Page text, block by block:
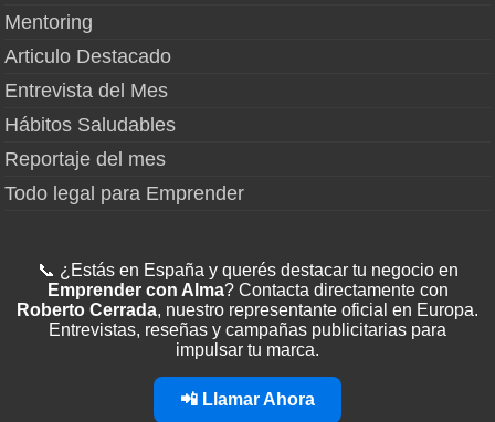
Mentoring
Articulo Destacado
Entrevista del Mes
Hábitos Saludables
Reportaje del mes
Todo legal para Emprender
📞 ¿Estás en España y querés destacar tu negocio en
Emprender con Alma? Contacta directamente con
Roberto Cerrada, nuestro representante oficial en Europa.
Entrevistas, reseñas y campañas publicitarias para
impulsar tu marca.
📲 Llamar Ahora